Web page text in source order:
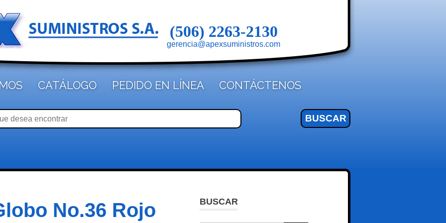
(506) 2263-2130
gerencia@apexsuministros.com
CATÁLOGO PEDIDO EN LÍNEA CONTÁCTENOS
No.36 Rojo
BUSCAR